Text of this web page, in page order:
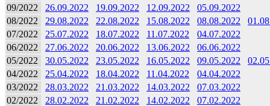
09/2022
26.09.2022 19.09.2022 12.09.2022
05.09.2022
08/2022
29.08.2022 22.08.2022 15.08.2022 08.08.2022
07/2022
25.07.2022 18.07.2022 11.07.2022
04.07.2022
06/2022
27.06.2022 20.06.2022 13.06.2022
06.06.2022
05/2022
30.05.2022 23.05.2022 16.05.2022 09.05.2022
04/2022
25.04.2022 18.04.2022 11.04.2022
04.04.2022
03/2022
28.03.2022 21.03.2022 14.03.2022
07.03.2022
02/2022
28.02.2022 21.02.2022 14.02.2022
07.02.2022